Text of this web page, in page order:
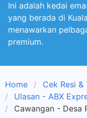
Ini adalah kedai
yang berada di
menawarkan
premium.
Home
Cek Resi
Ulasan - ABX
Cawangan - Desa